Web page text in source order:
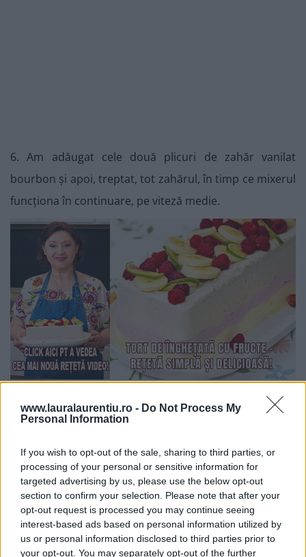
www.lauralaurentiu.ro - Do Not Process My
Personal Information
If you wish to opt-out of the sale, sharing to third parties, or
processing of your personal or sensitive information for
targeted advertising by us, please use the below opt-out
section to confirm your selection. Please note that after your
opt-out request is processed you may continue seeing
interest-based ads based on personal information utilized by
us or personal information disclosed to third parties prior to
your opt-out. You may separately opt-out of the further
6. Am adăugat cele două plicuri de zahăr vanilat
bourbon și apoi, treptat, tot zahărul, în timp ce mixerul
funcționa în continuare, pe viteză medie.